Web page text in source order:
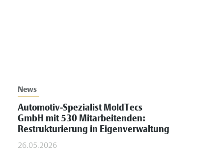
News
Automotiv-Spezialist MoldTecs
GmbH mit 530 Mitarbeitenden:
Restrukturierung in Eigenverwaltung
26.05.2026